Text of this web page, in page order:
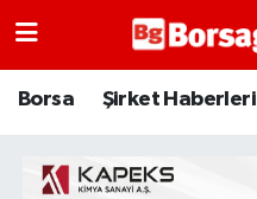
Borsa Şirket Haberleri
Borsa